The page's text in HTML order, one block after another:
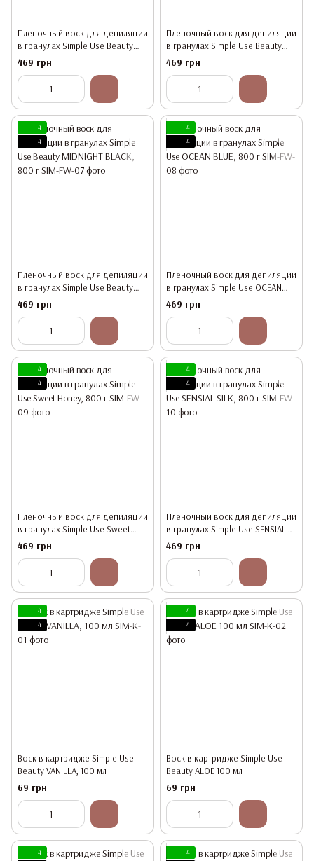
Пленочный воск для депиляции
в гранулах Simple Use Beauty
LAVENDER, 800 г
469 грн
Пленочный воск для депиляции
в гранулах Simple Use Beauty
DREMY PINK, 800 г
469 грн
4
4
Пленочный воск для депиляции
в гранулах Simple Use Beauty
MIDNIGHT BLACK, 800 г
469 грн
4
4
Пленочный воск для депиляции
в гранулах Simple Use OCEAN
BLUE, 800 г
469 грн
4
4
Пленочный воск для депиляции
в гранулах Simple Use Sweet
Honey, 800 г
469 грн
4
4
Пленочный воск для депиляции
в гранулах Simple Use SENSIAL
SILK, 800 г
469 грн
4
4
Воск в картридже Simple Use
Beauty VANILLA, 100 мл
69 грн
4
4
Воск в картридже Simple Use
Beauty ALOE 100 мл
69 грн
4
4